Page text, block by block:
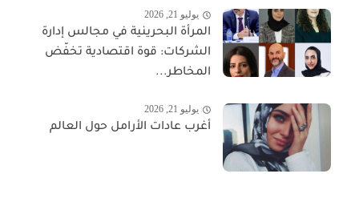
يوليو 21, 2026
المرأة البحرينية في مجالس إدارة
الشركات: قوة اقتصادية تخفّض
المخاطر...
يوليو 21, 2026
أغرب عادات الأرامل حول العالم